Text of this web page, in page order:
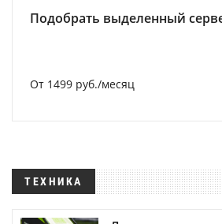
Подобрать выделенный
От 1499 руб./месяц
ТЕХНИКА